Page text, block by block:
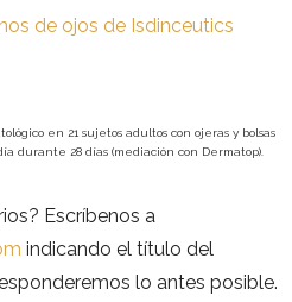
de ojos de Isdinceutics
en 21 sujetos adultos con ojeras y bolsas
durante 28 días (mediación con Dermatop).
Escríbenos a
indicando el título del
lo antes posible.